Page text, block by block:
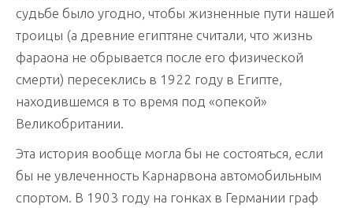
судьбе было угодно, чтобы жизненные пути нашей
троицы (а древние египтяне считали, что жизнь
фараона не обрывается после его физической
смерти) пересеклись в 1922 году в Египте,
находившемся в то время под «опекой»
Великобритании.
Эта история вообще могла бы не состояться, если
бы не увлеченность Карнарвона автомобильным
спортом. В 1903 году на гонках в Германии граф